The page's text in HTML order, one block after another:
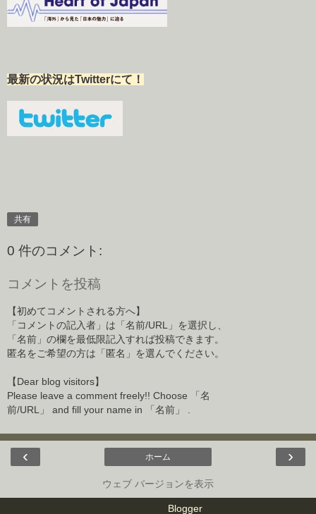
最新の状況はTwitterにて！
共有
0 件のコメント:
コメントを投稿
【初めてコメントされる方へ】
「コメントの記入者」は「名前/URL」を選択し、
「名前」の欄を最低限記入すれば投稿できます。
匿名をご希望の方は「匿名」を選んでください。
【Dear blog visitors】
Please leave a comment freely!! Choose 「名
前/URL」 and fill your name in 「名前」 .
‹ ›
ホーム
ウェブ バージョンを表示
Blogger.